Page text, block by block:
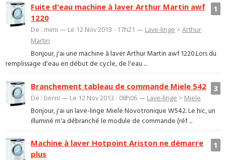
1
Fuite d'eau machine à laver Arthur Martin awf
1220
De : mimi — Le 12 Nov 2013 - 17h21 — Lave-linge >Arthur
Martin
Bonjour, j'ai une machine à laver Arthur Martin awf 1220.Lors du
remplissage d'eau en début de cycle, de l'eau ...
3
Branchement tableau de commande Miele 542
De : berni — Le 12 Nov 2013 - 08h06 — Lave-linge > Miele
Bonjour, j'ai un lave-linge Miele Novotronique W542. Le hic, un
illuminé m'a débranché le module de commande (réf ...
1
Machine à laver Hotpoint Ariston ne démarre
plus